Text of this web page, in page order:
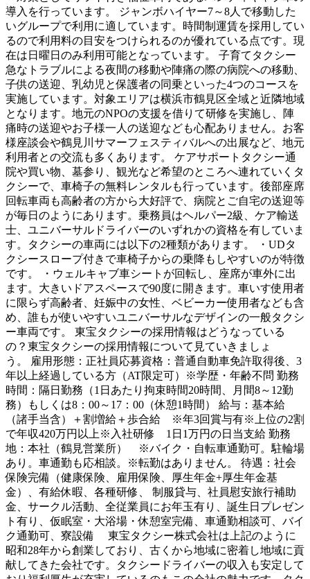
導入を行っています。 ジャンボハイヤー7～8人で移動した
いグループで利用に適しています。時間制運賃を採用してい
るので利用料の目安をつけられるのが優れている点です。現
在は日曜日のみ利用可能となっています。 子育てタクシー
急なトラブルによる夜間の移動や陣痛の際の病院への移動、
子供の送迎、乳幼児と保護者の同乗といった4つのコースを
実施しています。対象エリアは横浜市鶴見区全域と近隣地域
となります。地元のNPOの支援を借りて研修を実施し、陣
痛時の送迎やお子様一人の送迎なども心配ありません。お客
様座談会や鶴見川サマーフェスティバルへの出展など、地元
利用者との交流も多くあります。 ケアサポートタクシー通
院や買い物、墓参り、観光など希望のところへ連れていくタ
クシーで、車椅子の無料レンタルも行っています。後部座席
回転車両も高齢者の方から大好評で、病院とご自宅の送迎等
が毎日のようにあります。乗務員はヘルパー2級、ケア輸送
士、ユニバーサルドライバーのいずれかの資格を有していま
す。タクシーの車両には以下の2種類があります。 ・UDタ
クシースロープ付きで車椅子からの乗降もしやすいのが特徴
です。 ・ウェルキャブ車シートが回転し、座席が車外に出
ます。大きいドアスペースで90度に開きます。車いす使用者
に限らず高齢者、妊娠中の女性、ベビーカー使用者なども含
め、誰もが使いやすいユニバーサルなデザインの一般タクシ
ー車両です。 東宝タクシーの採用情報はどうなっている
の？東宝タクシーの採用情報について見ていきましょ
う。 雇用形態：正社員応募資格：普通自動車免許取得後、3
年以上経過している方（AT限定可）※学歴・年齢不問 勤務
時間：隔日勤務（1日あたり拘束時間20時間、月間8～12勤
務）もしくは8：00～17：00（休憩1時間） 給与：基本給
（諸手当含）＋割増給＋歩合給 ※年3回賞与有※上位の2割
で年収420万円以上※入社研修 1日1万円の日当支給 勤務
地：本社（鶴見営業所） ※バイク・自転車通勤可。駐輪場
あり。車通勤も応相談。※転勤はありません。 待遇：社会
保険完備（健康保険、雇用保険、厚生年金+厚生年金基
金）、有給休暇、各種研修、 制服貸与、社員慰安旅行補助
金、サークル活動、全従業員にお年玉有り、誕生日プレゼン
ト有り、仮眠室・大浴場・休憩室完備、車通勤相談可、バイ
ク通勤可、寮設備 東宝タクシー株式会社は上記のように
昭和28年から創業しており、古くから地域に密着し地域に貢
献してきた会社です。タクシードライバーの収入も安定して